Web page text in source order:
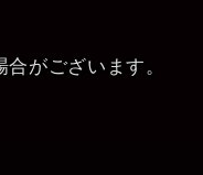
がございます。